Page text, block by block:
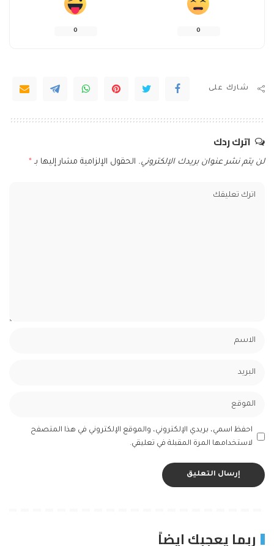
0
0
شارك على
اترك ردك
لن يتم نشر عنوان بريدك الإلكتروني. الحقول الإلزامية مشار إليها بـ *
احفظ اسمي، بريدي الإلكتروني، والموقع الإلكتروني في هذا المتصفح
لاستخدامها المرة المقبلة في تعليقي.
ربما يعجبك ايضاً